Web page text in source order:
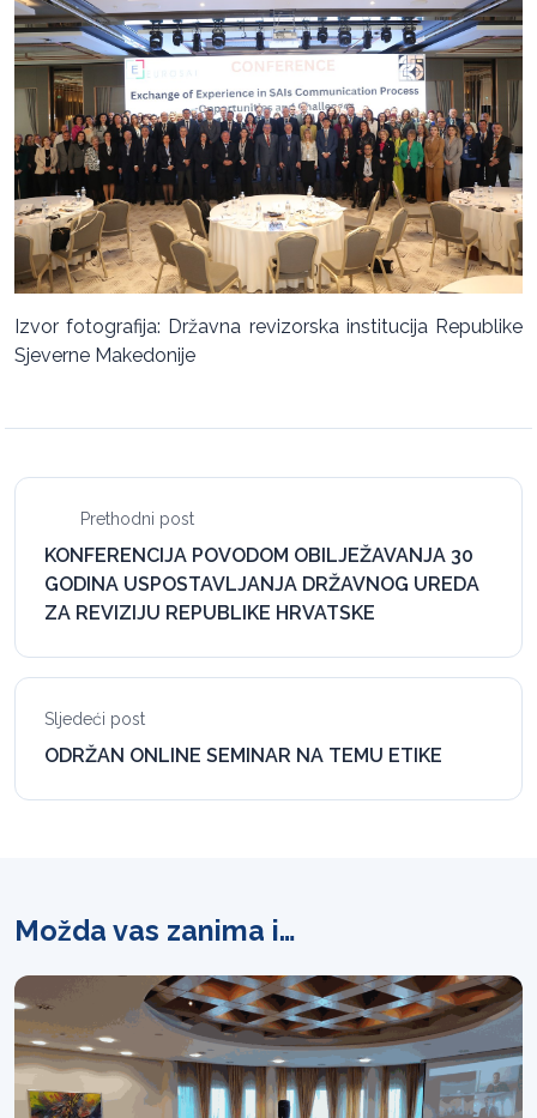
Izvor fotografija: Državna revizorska institucija Republike
Sjeverne Makedonije
Prethodni post
KONFERENCIJA POVODOM OBILJEŽAVANJA 30
GODINA USPOSTAVLJANJA DRŽAVNOG UREDA
ZA REVIZIJU REPUBLIKE HRVATSKE
Sljedeći post
ODRŽAN ONLINE SEMINAR NA TEMU ETIKE
Možda vas zanima i…